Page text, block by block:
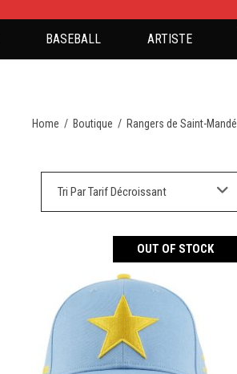
BASEBALL ARTISTE
Home / Boutique / Rangers de Saint-Mandé
Tri Par Tarif Décroissant
OUT OF STOCK